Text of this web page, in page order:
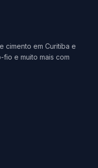
cimento em Curitiba e
e muito mais com